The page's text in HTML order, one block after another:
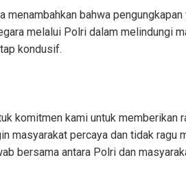
menambahkan bahwa
melalui Polri dalam melindungi
kondusif.
komitmen kami untuk memberikan
masyarakat percaya dan tidak ragu
bersama antara Polri dan